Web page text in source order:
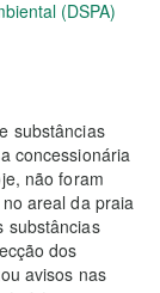
(DSPA)
substâncias
concessionária
não foram
areal da praia
substâncias
dos
avisos nas